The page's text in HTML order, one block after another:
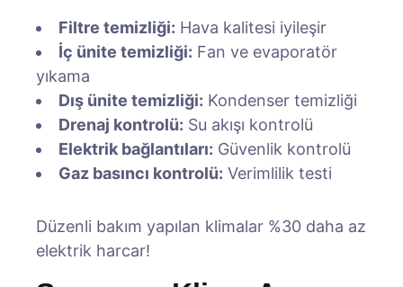
Filtre temizliği: Hava kalitesi iyileşir
İç ünite temizliği: Fan ve evaporatör
yıkama
Dış ünite temizliği: Kondenser temizliği
Drenaj kontrolü: Su akışı kontrolü
Elektrik bağlantıları: Güvenlik kontrolü
Gaz basıncı kontrolü: Verimlilik testi
Düzenli bakım yapılan klimalar %30 daha az
elektrik harcar!